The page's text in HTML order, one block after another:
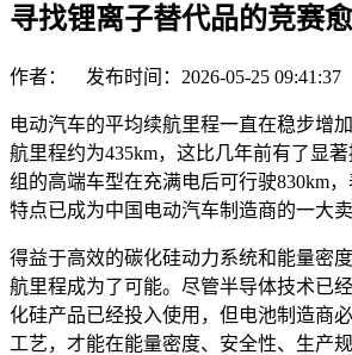
寻找锂离子替代品的竞赛
作者： 发布时间：2026-05-25 09:41:37
电动汽车的平均续航里程一直在稳步增
航里程约为435km，这比几年前有了显
组的高端车型在充满电后可行驶830km
特点已成为中国电动汽车制造商的一大卖
得益于高效的碳化硅动力系统和能量密
航里程成为了可能。尽管半导体技术已
化硅产品已经投入使用，但电池制造商
工艺，才能在能量密度、安全性、生产